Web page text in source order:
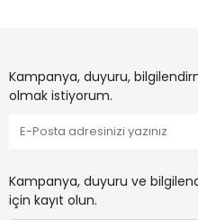
Kampanya, duyuru,
olmak istiyorum.
Kampanya, duyuru ve
için kayıt olun.